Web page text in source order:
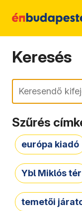
Keresés
Keresés
Szűrés
európa kiadó
Ybl Miklós tér
temetői